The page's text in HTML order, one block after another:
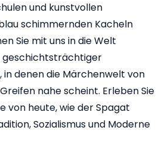
und kunstvollen
schimmernden Kacheln
Sie mit uns in die Welt
geschichtsträchtiger
in denen die Märchenwelt von
nahe scheint. Erleben Sie
von heute, wie der Spagat
Sozialismus und Moderne